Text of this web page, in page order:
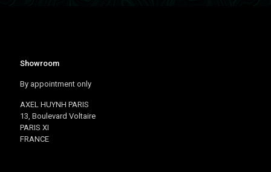
Showroom
By appointment only
AXEL HUYNH PARIS
13, Boulevard Voltaire
PARIS XI
FRANCE